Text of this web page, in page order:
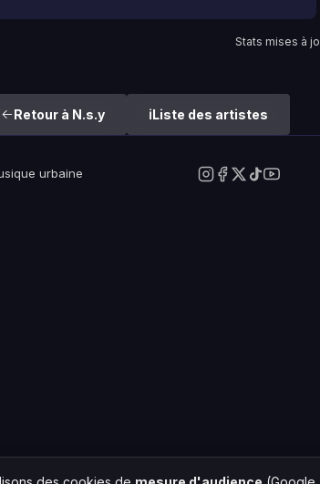
Stats mises à
Retour à N.s.y Liste des artistes
urbaine